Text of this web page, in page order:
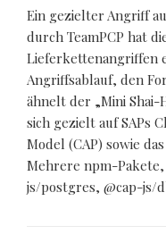
Ein gezielter Angriff
durch TeamPCP hat
Lieferkettenangriffen
Angriffsablauf, den
ähnelt der „Mini
sich gezielt auf SAPs
Model (CAP) sowie
Mehrere npm-
js/postgres, @cap-js/